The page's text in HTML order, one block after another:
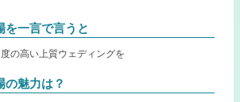
を一言で言うと
の高い上質ウェディングを
の魅力は？